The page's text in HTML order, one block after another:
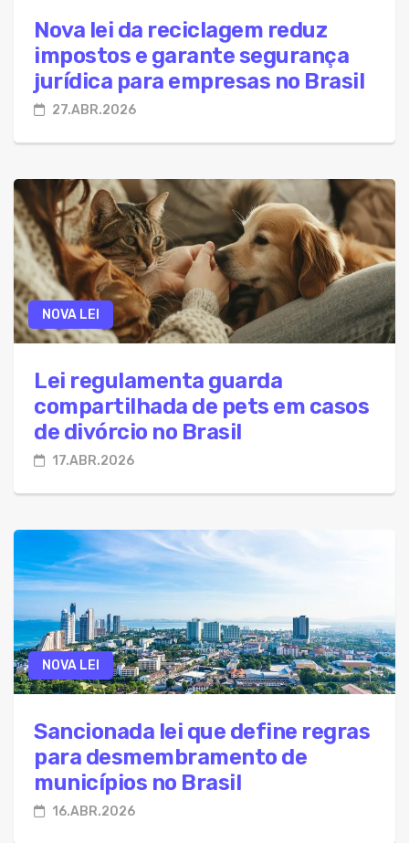
Nova lei da reciclagem reduz
impostos e garante segurança
jurídica para empresas no Brasil
27.ABR.2026
NOVA LEI
Lei regulamenta guarda
compartilhada de pets em casos
de divórcio no Brasil
17.ABR.2026
NOVA LEI
Sancionada lei que define regras
para desmembramento de
municípios no Brasil
16.ABR.2026